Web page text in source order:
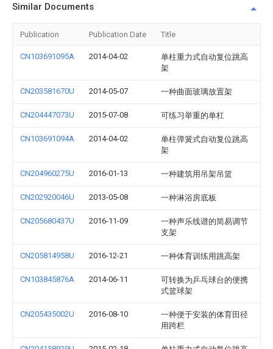
Similar Documents
Publication Publication Date Title
CN103691095A 2014-04-02
单柱重力式自动复位跳高
架
CN203581670U 2014-05-07 一种曲面玻璃放置架
CN204447073U 2015-07-08 可练习举重的单杠
CN103691094A 2014-04-02
单柱弹簧式自动复位跳高
架
CN204960275U 2016-01-13 一种建筑用吊架吊篮
CN202920046U 2013-05-08 一种淋浴房底板
CN205680437U 2016-11-09
一种声乐线谱的简易调节
支架
CN205814958U 2016-12-21 一种体育训练用跳高架
CN103845876A 2014-06-11
可转换为乒乓球台的便携
式篮球架
CN205435002U 2016-08-10
一种便于安装的体育田径
用跨栏